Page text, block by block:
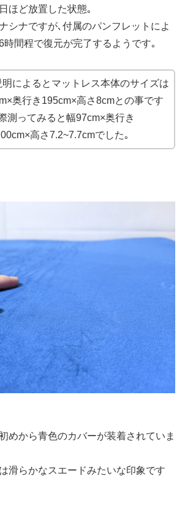
ほど放置した状態｡
シナですが､付属のパンフレットによ
時間程で復元が完了するようです｡
明によるとマットレス本体のサイズは
奥行き195cm×高さ8cmとの事です
測ってみると幅97cm×奥行き
高さ7.2~7.7cmでした｡
めから青色のカバーが装着されていま
滑らかなスエードみたいな印象です